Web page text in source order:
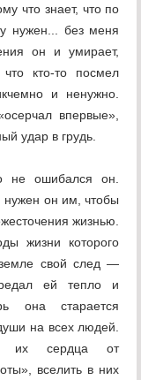
что знает, что по
нужен... без меня
он и умирает,
кто-то посмел
и ненужно.
впервые»,
удар в грудь.
не ошибался он.
нужен он им, чтобы
жизнью.
жизни которого
свой след —
ей тепло и
она старается
на всех людей.
их сердца от
вселить в них